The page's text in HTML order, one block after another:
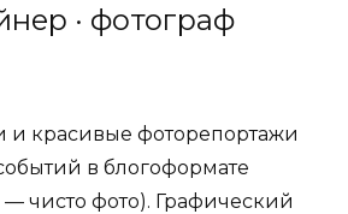
· фотограф
и красивые фоторепортажи
в блогоформате
— чисто фото). Графический